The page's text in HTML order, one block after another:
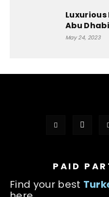
Abu Dhabi
May 24, 2023
PAID
Find your best